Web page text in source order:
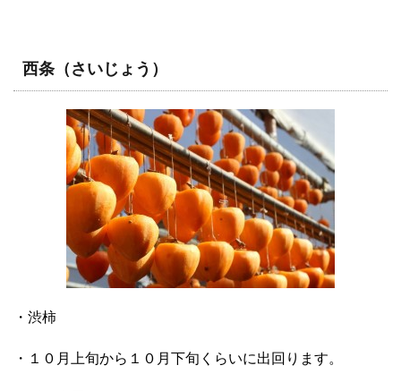
西条（さいじょう）
・渋柿
・１０月上旬から１０月下旬くらいに出回ります。